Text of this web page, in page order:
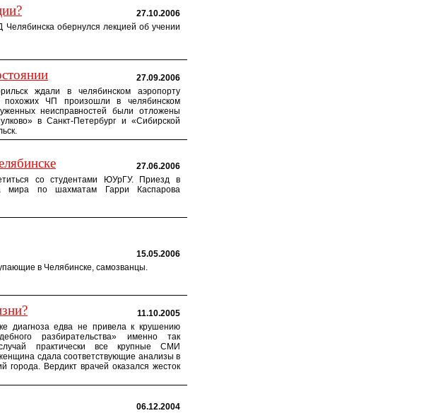
27.10.2006
обернулся лекцией об учении
27.09.2006
ждали в челябинском аэропорту
похожих ЧП произошли в челябинском
неисправностей были отложены
в Санкт-Петербург и «Сибирской
27.06.2006
со студентами ЮУрГУ. Приезд в
мира по шахматам Гарри Каспарова
15.05.2006
в Челябинске, самозванцы.
11.10.2005
диагноза едва не привела к крушению
разбирательства» именно так
практически все крупные СМИ
сдала соответствующие анализы в
города. Вердикт врачей оказался жесток
06.12.2004